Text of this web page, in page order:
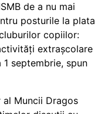
de a nu mai
posturile la plata
copiilor:
extrașcolare
septembrie, spun
Muncii Dragos